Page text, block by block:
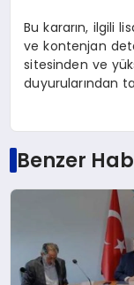
Bu kararın, ilgili
ve kontenjan
sitesinden ve
duyurularından
Benzer